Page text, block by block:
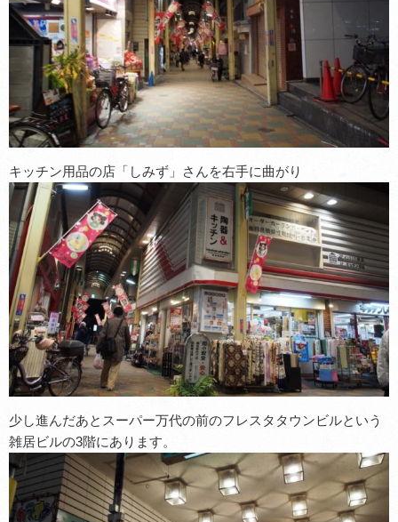
キッチン用品の店「しみず」さんを右手に曲がり
少し進んだあとスーパー万代の前のフレスタタウンビルという
雑居ビルの3階にあります。